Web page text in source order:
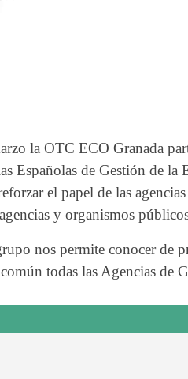
la OTC ECO Granada
Españolas de Gestión de
el papel de las
y organismos
nos permite conocer de
todas las Agencias de